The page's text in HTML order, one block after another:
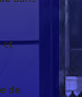
et
de